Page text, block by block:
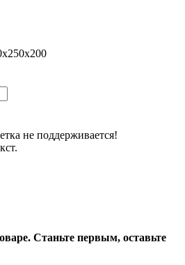
не поддерживается!
Станьте первым, оставьте